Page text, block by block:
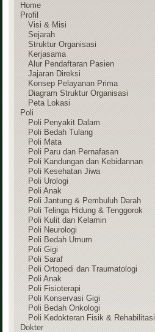
Home
Profil
Visi & Misi
Sejarah
Struktur Organisasi
Kerjasama
Alur Pendaftaran Pasien
Jajaran Direksi
Konsep Pelayanan Prima
Diagram Struktur Organisasi
Peta Lokasi
Poli
Poli Penyakit Dalam
Poli Bedah Tulang
Poli Mata
Poli Paru dan Pernafasan
Poli Kandungan dan Kebidannan
Poli Kesehatan Jiwa
Poli Urologi
Poli Anak
Poli Jantung & Pembuluh Darah
Poli Telinga Hidung & Tenggorok
Poli Kulit dan Kelamin
Poli Neurologi
Poli Bedah Umum
Poli Gigi
Poli Saraf
Poli Ortopedi dan Traumatologi
Poli Anak
Poli Fisioterapi
Poli Konservasi Gigi
Poli Bedah Onkologi
Poli Kedokteran Fisik & Rehabilitasi
Dokter